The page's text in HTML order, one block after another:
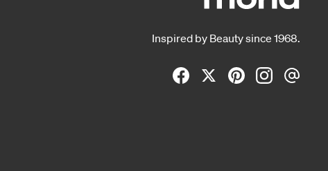
Inspired by Beauty since 1968.